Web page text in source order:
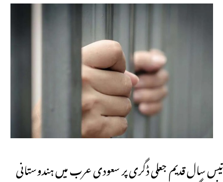
تیس سال قدیم جعلی ڈگری پر سعودی عرب میں ہندوستانی